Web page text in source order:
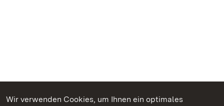
Wir verwenden Cookies, um Ihnen ein optimales